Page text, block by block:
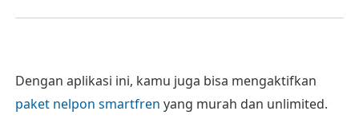
Dengan aplikasi ini, kamu juga bisa mengaktifkan
paket nelpon smartfren yang murah dan unlimited.